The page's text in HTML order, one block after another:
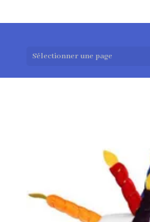
Sélectionner une page